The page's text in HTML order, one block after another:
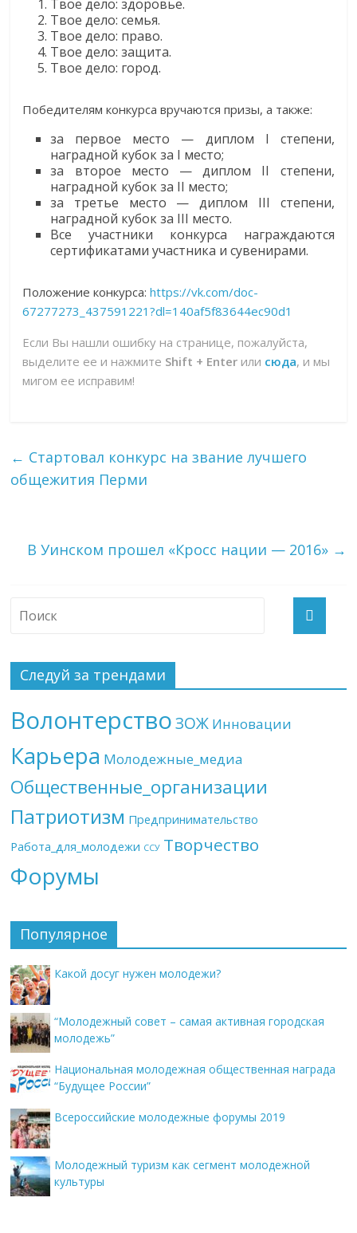
Твое дело: здоровье.
Твое дело: семья.
Твое дело: право.
Твое дело: защита.
Твое дело: город.
Победителям конкурса вручаются призы, а также:
за первое место — диплом I степени,
наградной кубок за I место;
за второе место — диплом II степени,
наградной кубок за II место;
за третье место — диплом III степени,
наградной кубок за III место.
Все участники конкурса награждаются
сертификатами участника и сувенирами.
Положение конкурса:https://vk.com/doc-
67277273_437591221?dl=140af5f83644ec90d1
Если Вы нашли ошибку на странице, пожалуйста,
выделите ее и нажмите Shift + Enter или сюда, и мы
мигом ее исправим!
← Стартовал конкурс на звание лучшего
общежития Перми
В Уинском прошел «Кросс нации — 2016» →
Следуй за трендами
Волонтерство ЗОЖ Инновации
Карьера Молодежные_медиа
Общественные_организации
Патриотизм Предпринимательство
Работа_для_молодежи ССУ Творчество
Форумы
Популярное
Какой досуг нужен молодежи?
“Молодежный совет – самая активная городская
молодежь”
Национальная молодежная общественная награда
“Будущее России”
Всероссийские молодежные форумы 2019
Молодежный туризм как сегмент молодежной
культуры